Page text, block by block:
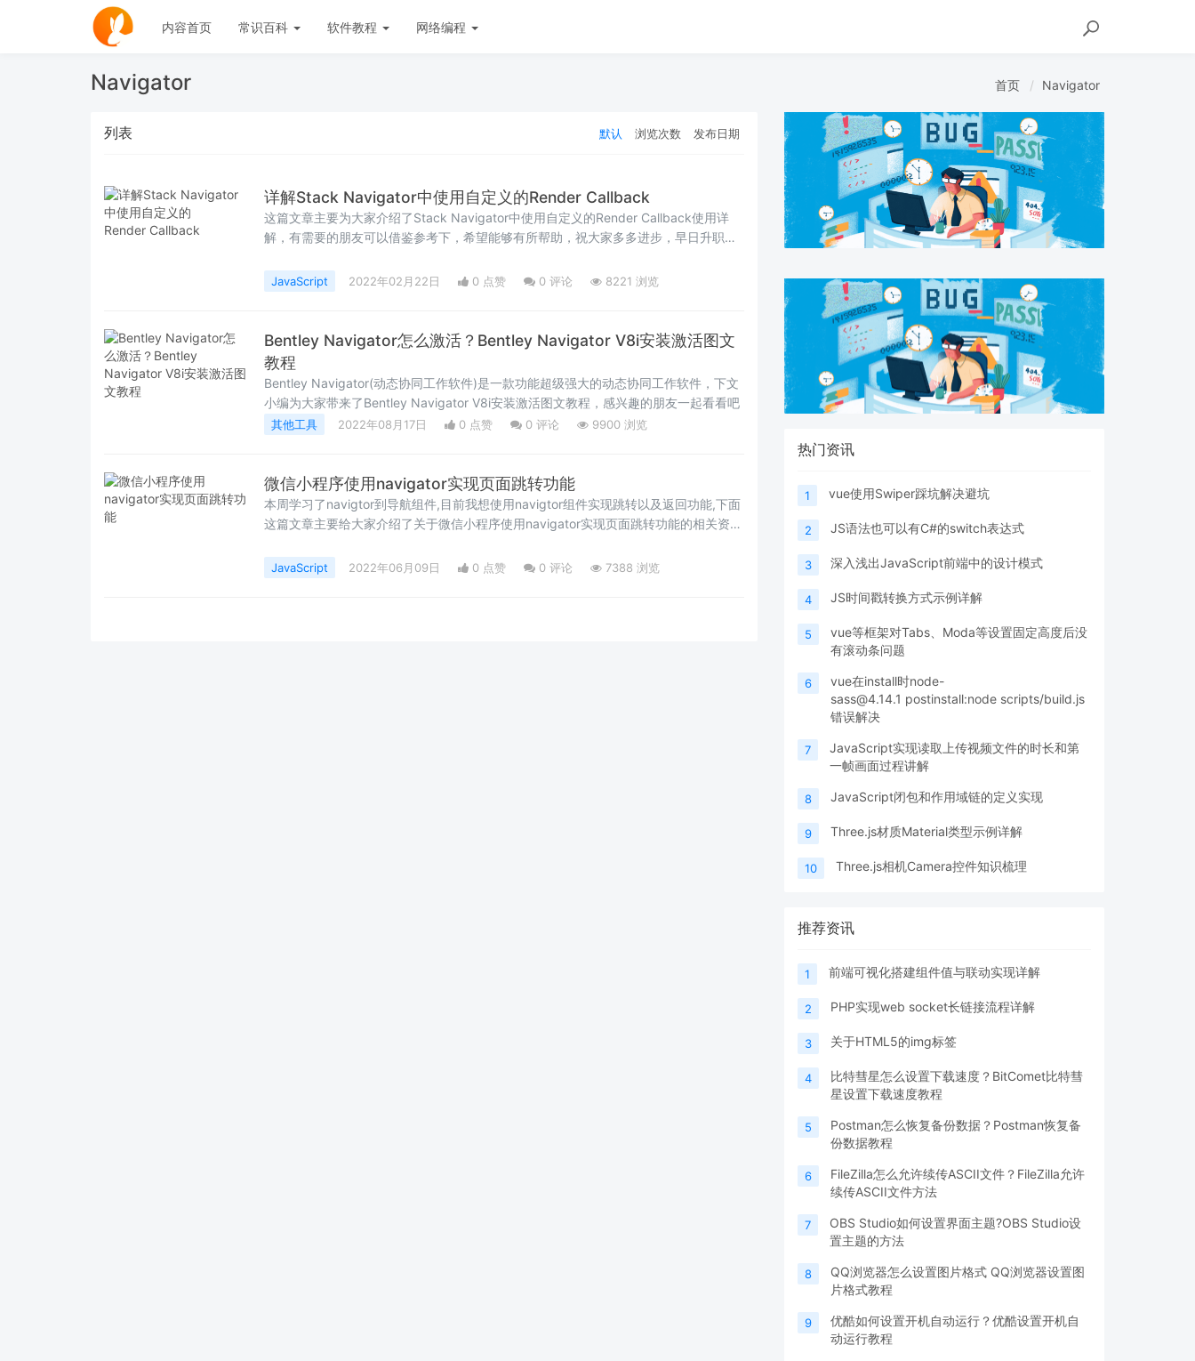
内容首页 常识百科 软件教程 网络编程
Navigator 首页 Navigator
列表 默认 浏览次数 发布日期
详解Stack Navigator中使用自定义的Render Callback
这篇文章主要为大家介绍了Stack Navigator中使用自定义的Render Callback使用详
解，有需要的朋友可以借鉴参考下，希望能够有所帮助，祝大家多多进步，早日升职加
JavaScript 2022年02月22日 0 点赞 0 评论 8221 浏览
Bentley Navigator怎么激活？Bentley Navigator V8i安装激活图文
教程
Bentley Navigator(动态协同工作软件)是一款功能超级强大的动态协同工作软件，下文
小编为大家带来了Bentley Navigator V8i安装激活图文教程，感兴趣的朋友一起看看吧
其他工具 2022年08月17日 0 点赞 0 评论 9900 浏览
微信小程序使用navigator实现页面跳转功能
本周学习了navigtor到导航组件,目前我想使用navigtor组件实现跳转以及返回功能,下面
这篇文章主要给大家介绍了关于微信小程序使用navigator实现页面跳转功能的相关资
JavaScript 2022年06月09日 0 点赞 0 评论 7388 浏览
热门资讯
1 vue使用Swiper踩坑解决避坑
2 JS语法也可以有C#的switch表达式
3 深入浅出JavaScript前端中的设计模式
4 JS时间戳转换方式示例详解
5
vue等框架对Tabs、Moda等设置固定高度后没
有滚动条问题
6
vue在install时node-
sass@4.14.1 postinstall:node scripts/build.js
错误解决
7
JavaScript实现读取上传视频文件的时长和第
一帧画面过程讲解
8 JavaScript闭包和作用域链的定义实现
9 Three.js材质Material类型示例详解
10 Three.js相机Camera控件知识梳理
推荐资讯
1 前端可视化搭建组件值与联动实现详解
2 PHP实现web socket长链接流程详解
3 关于HTML5的img标签
4
比特彗星怎么设置下载速度？BitComet比特彗
星设置下载速度教程
5
Postman怎么恢复备份数据？Postman恢复备
份数据教程
6
FileZilla怎么允许续传ASCII文件？FileZilla允许
续传ASCII文件方法
7
OBS Studio如何设置界面主题?OBS Studio设
置主题的方法
8
QQ浏览器怎么设置图片格式 QQ浏览器设置图
片格式教程
9
优酷如何设置开机自动运行？优酷设置开机自
动运行教程